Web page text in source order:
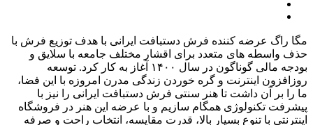
مگا راگ عرضه کننده فرش دستبافت ایرانی با هدف توزیع فرش با
حذف واسطه های متعدد برای اقشار مختلف جامعه با سلایق و
بودجه مالی گوناگون در سال
آغاز به کار کرد. توسعه
روزافزون اینترنت و گره خوردن زندگی مدرن امروزه با این فضا،
ما را بر آن داشت تا هنر سنتی فرش دستبافت ایرانی را نیز با
پیشرفت تکنولوژی همگام سازیم و با عرضه این هنر در فروشگاه
اینترنتی با تنوع بسیار بالا، قدرت مقایسه، انتخاب راحت و صرفه